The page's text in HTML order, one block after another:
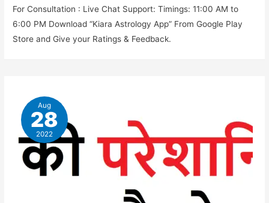
For Consultation : Live Chat Support: Timings: 11:00 AM to
6:00 PM Download “Kiara Astrology App” From Google Play
Store and Give your Ratings & Feedback.
Aug
28
2022